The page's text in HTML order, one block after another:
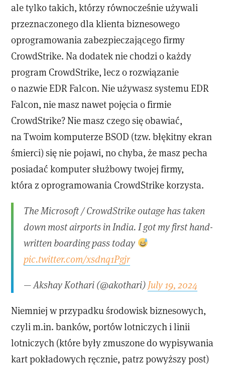
ale tylko takich, którzy równocześnie używali
przeznaczonego dla klienta biznesowego
oprogramowania zabezpieczającego firmy
CrowdStrike. Na dodatek nie chodzi o każdy
program CrowdStrike, lecz o rozwiązanie
o nazwie EDR Falcon. Nie używasz systemu EDR
Falcon, nie masz nawet pojęcia o firmie
CrowdStrike? Nie masz czego się obawiać,
na Twoim komputerze BSOD (tzw. błękitny ekran
śmierci) się nie pojawi, no chyba, że masz pecha
posiadać komputer służbowy twojej firmy,
która z oprogramowania CrowdStrike korzysta.
The Microsoft / CrowdStrike outage has taken
down most airports in India. I got my first hand-
written boarding pass today
pic.twitter.com/xsdnq1Pgjr
— Akshay Kothari (@akothari) July 19, 2024
Niemniej w przypadku środowisk biznesowych,
czyli m.in. banków, portów lotniczych i linii
lotniczych (które były zmuszone do wypisywania
kart pokładowych ręcznie, patrz powyższy post)